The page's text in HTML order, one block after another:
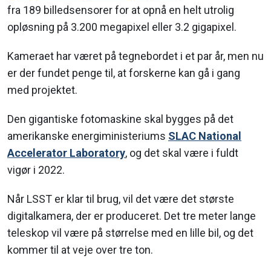
fra 189 billedsensorer for at opnå en helt utrolig
opløsning på 3.200 megapixel eller 3.2 gigapixel.
Kameraet har været på tegnebordet i et par år, men nu
er der fundet penge til, at forskerne kan gå i gang
med projektet.
Den gigantiske fotomaskine skal bygges på det
amerikanske energiministeriums SLAC National
Accelerator Laboratory, og det skal være i fuldt
vigør i 2022.
Når LSST er klar til brug, vil det være det største
digitalkamera, der er produceret. Det tre meter lange
teleskop vil være på størrelse med en lille bil, og det
kommer til at veje over tre ton.